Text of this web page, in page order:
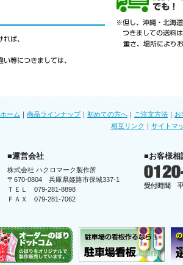
ホーム ｜ 商品ラインナップ｜ 初めての方へ ｜ ご注文方法 ｜ お
相互リンク ｜ サイトマ
■運営会社
株式会社 ハクロマーク製作所
〒670-0804 兵庫県姫路市保城337-1
ＴＥＬ 079-281-8898
ＦＡＸ 079-281-7062
■お客様相